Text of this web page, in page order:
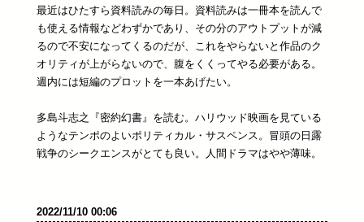
最近はひたすら資料読みの毎日。資料読みは一冊本を読んで
も使える情報などわずかであり、その分のアウトプットが減
るので不安になってくるのだが、これをやらないと作品のク
オリティが上がらないので、腹をくくってやる必要がある。
週内には短編のプロットを一本あげたい。
多島斗志之『密約幻書』を読む。ハリウッド映画を見ている
ようなテンポのよいポリティカル・サスペンス。冒頭の日露
戦争のシークエンスがとても良い。人間ドラマはやや薄味。
2022/11/10 00:06